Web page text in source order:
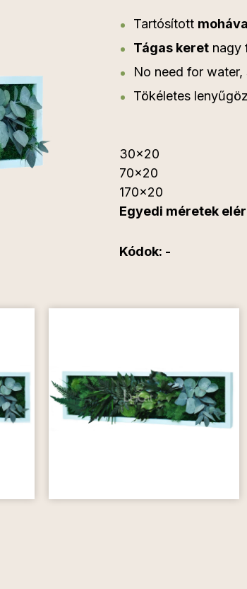
Tartósított
Tágas keretnagy
No need for
Tökéletes
30x20
70x20
170x20
Egyedi méretek
Kódok: -